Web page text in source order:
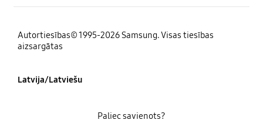
Autortiesības© 1995-2026 Samsung. Visas tiesības
aizsargātas
Latvija/Latviešu
Paliec savienots?